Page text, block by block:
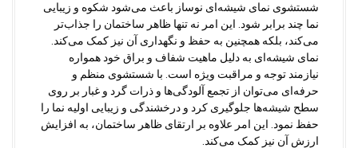
شستشوی نمای شیشه‌ای نوساز باعث می‌شود شکوه و زیبایی
نما چند برابر شود. این امر نه تنها ظاهر ساختمان را جذاب‌تر
می‌کند، بلکه همچنین به حفظ و نگهداری آن نیز کمک می‌کند.
نمای شیشه‌ای به دلیل ماهیت شفاف و براق خود همواره
نیازمند توجه و مراقبت ویژه است. با شستشوی منظم و
حرفه‌ای می‌توان از تجمع آلودگی‌ها و ذرات گرد و غبار بر روی
سطح شیشه‌ها جلوگیری کرد و درخشندگی و زیبایی اولیه نما را
حفظ نمود. این امر علاوه بر ارتقای ظاهر ساختمان، به افزایش
ارزش آن نیز کمک می‌کند.